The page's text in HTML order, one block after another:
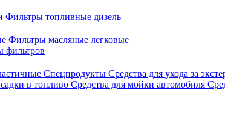
Фильтры топливные дизель
Фильтры масляные легковые
фильтров
Спецпродукты Средства для ухода за
в топливо Средства для мойки автомобиля